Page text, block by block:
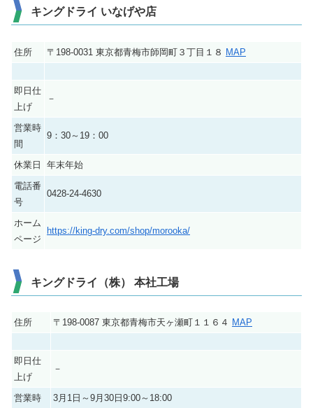
キングドライ いなげや店
住所 〒198-0031 東京都青梅市師岡町３丁目１８ MAP
即日仕
上げ
－
営業時
間
9：30～19：00
休業日
年末年始
電話番
号
0428-24-4630
ホーム
ページ
https://king-dry.com/shop/morooka/
キングドライ（株） 本社工場
住所 〒198-0087 東京都青梅市天ヶ瀬町１１６４ MAP
即日仕
上げ
－
営業時
3月1日～9月30日9:00～18:00